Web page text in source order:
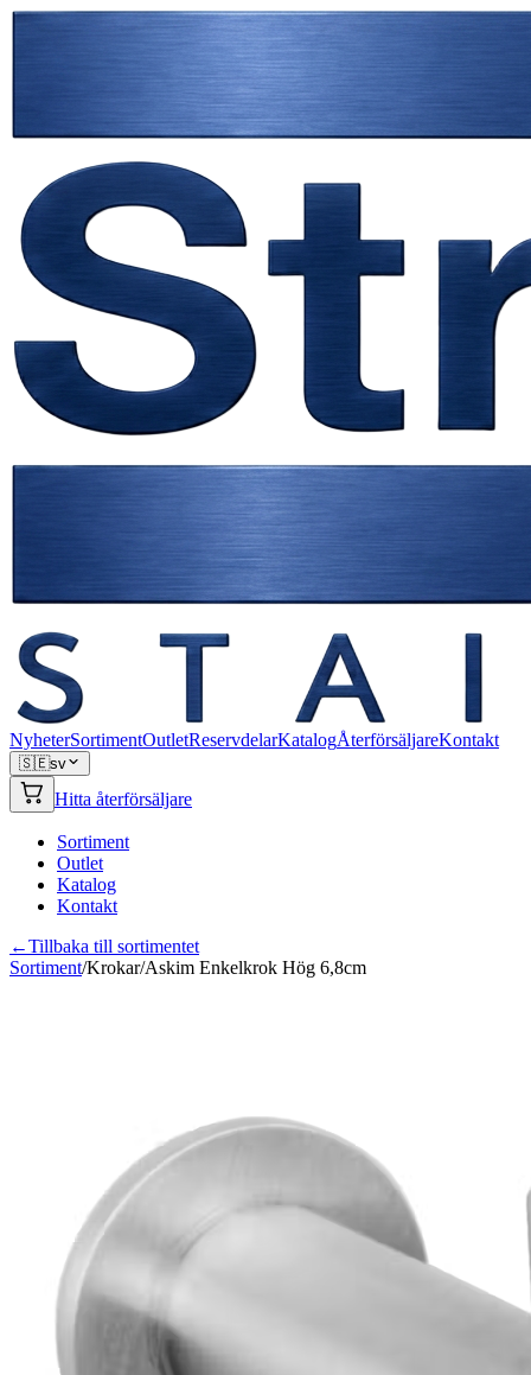
NyheterSortimentOutletReservdelarKatalogÅterförsäljareKontakt
🇸🇪sv
Hitta återförsäljare
Sortiment
Outlet
Katalog
Kontakt
←Tillbaka till sortimentet
Sortiment/Krokar/Askim Enkelkrok Hög 6,8cm